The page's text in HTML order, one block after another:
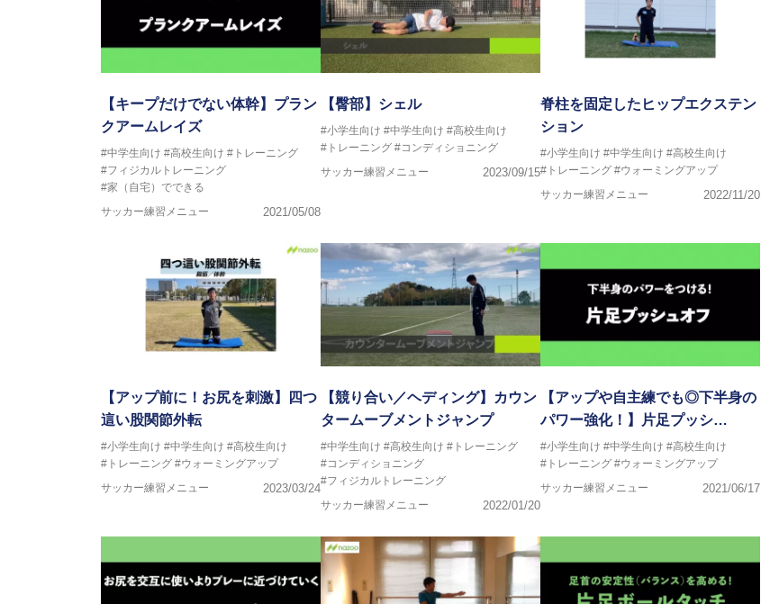
【キープだけでない体幹】プラン
クアームレイズ
#中学生向け #高校生向け #トレーニング
#フィジカルトレーニング
#家（自宅）でできる
サッカー練習メニュー
2021/05/08
【臀部】シェル
#小学生向け #中学生向け #高校生向け
#トレーニング #コンディショニング
サッカー練習メニュー
2023/09/15
脊柱を固定したヒップエクステン
ション
#小学生向け #中学生向け #高校生向け
#トレーニング #ウォーミングアップ
サッカー練習メニュー
2022/11/20
【アップ前に！お尻を刺激】四つ
這い股関節外転
#小学生向け #中学生向け #高校生向け
#トレーニング #ウォーミングアップ
サッカー練習メニュー
2023/03/24
【競り合い／ヘディング】カウン
タームーブメントジャンプ
#中学生向け #高校生向け #トレーニング
#コンディショニング
#フィジカルトレーニング
サッカー練習メニュー
2022/01/20
【アップや自主練でも◎下半身の
パワー強化！】片足プッシ…
#小学生向け #中学生向け #高校生向け
#トレーニング #ウォーミングアップ
サッカー練習メニュー
2021/06/17